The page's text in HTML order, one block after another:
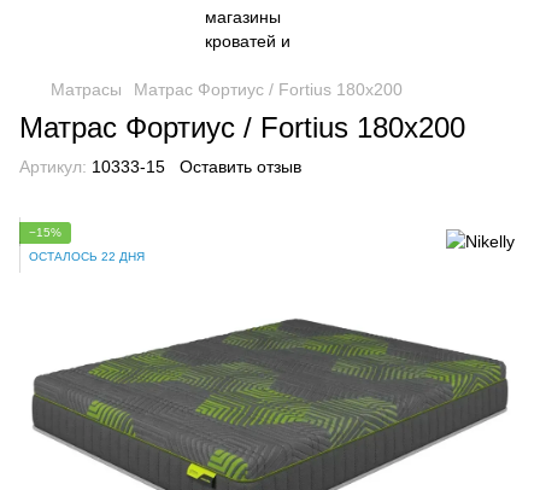
Матрасы Матрас Фортиус / Fortius 180x200
Матрас Фортиус / Fortius 180x200
Артикул: 10333-15 Оставить отзыв
−15%
ОСТАЛОСЬ 22 ДНЯ